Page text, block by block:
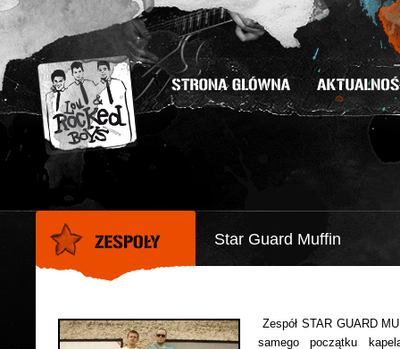
Star Guard Muffin
Zespół STAR GUARD
samego początku